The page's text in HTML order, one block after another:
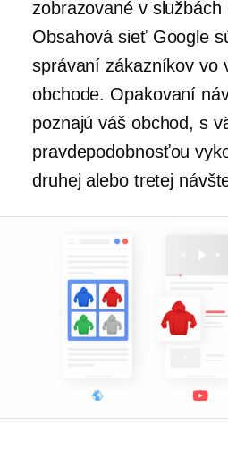
zobrazované v službách
Obsahová sieť Google
správaní zákazníkov vo
obchode. Opakovaní
poznajú váš obchod, s
pravdepodobnosťou
druhej alebo tretej